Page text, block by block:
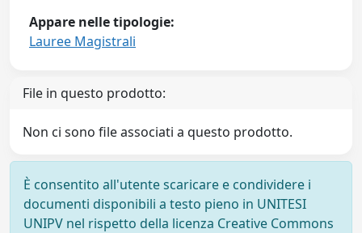
Appare nelle tipologie:
Lauree Magistrali
File in questo prodotto:
Non ci sono file associati a questo prodotto.
È consentito all'utente scaricare e condividere i
documenti disponibili a testo pieno in UNITESI
UNIPV nel rispetto della licenza Creative Commons